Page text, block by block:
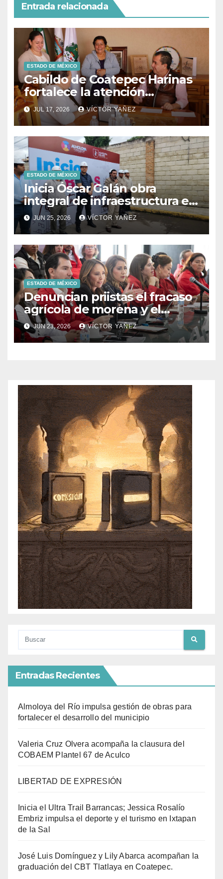
Entrada relacionada
ESTADO DE MÉXICO
Cabildo de Coatepec Harinas
fortalece la atención
ciudadana y la toma de
decisiones
JUL 17, 2026 VÍCTOR YAÑEZ
ESTADO DE MÉXICO
Inicia Óscar Galán obra
integral de infraestructura en
Prolongación León Guzmán
JUN 25, 2026 VÍCTOR YAÑEZ
ESTADO DE MÉXICO
Denuncian priistas el fracaso
agrícola de morena y el
abandono al campo
mexicano
JUN 23, 2026 VÍCTOR YAÑEZ
Entradas Recientes
Almoloya del Río impulsa gestión de obras para
fortalecer el desarrollo del municipio
Valeria Cruz Olvera acompaña la clausura del
COBAEM Plantel 67 de Aculco
LIBERTAD DE EXPRESIÓN
Inicia el Ultra Trail Barrancas; Jessica Rosalío
Embriz impulsa el deporte y el turismo en Ixtapan
de la Sal
José Luis Domínguez y Lily Abarca acompañan la
graduación del CBT Tlatlaya en Coatepec.